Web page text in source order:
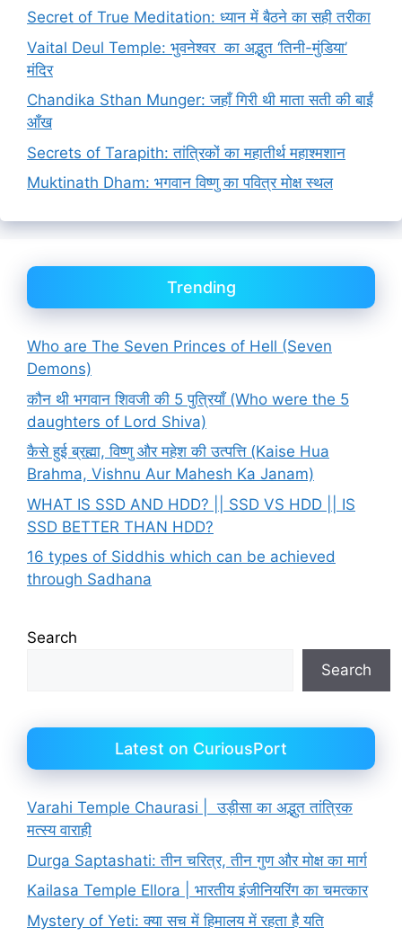
Secret of True Meditation: ध्यान में बैठने का सही तरीका
Vaital Deul Temple: भुवनेश्वर का अद्भुत ‘तिनी-मुंडिया’
मंदिर
Chandika Sthan Munger: जहाँ गिरी थी माता सती की बाईं
आँख
Secrets of Tarapith: तांत्रिकों का महातीर्थ महाश्मशान
Muktinath Dham: भगवान विष्णु का पवित्र मोक्ष स्थल
Trending
Who are The Seven Princes of Hell (Seven
Demons)
कौन थी भगवान शिवजी की 5 पुत्रियाँ (Who were the 5
daughters of Lord Shiva)
कैसे हुई ब्रह्मा, विष्णु और महेश की उत्पत्ति (Kaise Hua
Brahma, Vishnu Aur Mahesh Ka Janam)
WHAT IS SSD AND HDD? || SSD VS HDD || IS
SSD BETTER THAN HDD?
16 types of Siddhis which can be achieved
through Sadhana
Search
Search
Latest on CuriousPort
Varahi Temple Chaurasi | उड़ीसा का अद्भुत तांत्रिक
मत्स्य वाराही
Durga Saptashati: तीन चरित्र, तीन गुण और मोक्ष का मार्ग
Kailasa Temple Ellora | भारतीय इंजीनियरिंग का चमत्कार
Mystery of Yeti: क्या सच में हिमालय में रहता है यति